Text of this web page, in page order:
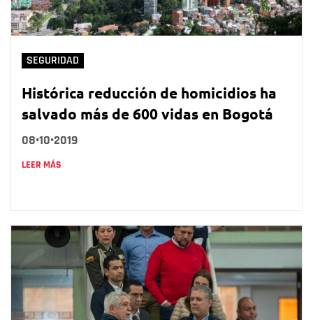
SEGURIDAD
Histórica reducción de homicidios ha
salvado más de 600 vidas en Bogotá
08•10•2019
LEER MÁS